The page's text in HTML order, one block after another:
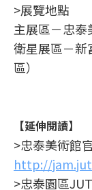
>展覽地點
主展區－忠泰
衛星展區－新
區）
【延伸閱讀】
>忠泰美術館
http://
>忠泰園區